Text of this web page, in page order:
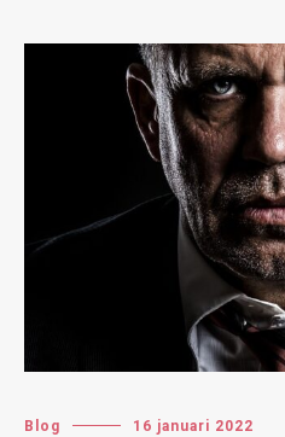
Blog 16 januari 2022